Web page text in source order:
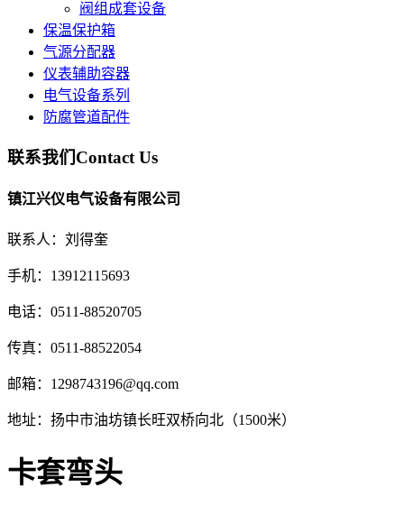
阀组成套设备
保温保护箱
气源分配器
仪表辅助容器
电气设备系列
防腐管道配件
联系我们Contact Us
镇江兴仪电气设备有限公司
联系人：刘得奎
手机：13912115693
电话：0511-88520705
传真：0511-88522054
邮箱：1298743196@qq.com
地址：扬中市油坊镇长旺双桥向北（1500米）
卡套弯头